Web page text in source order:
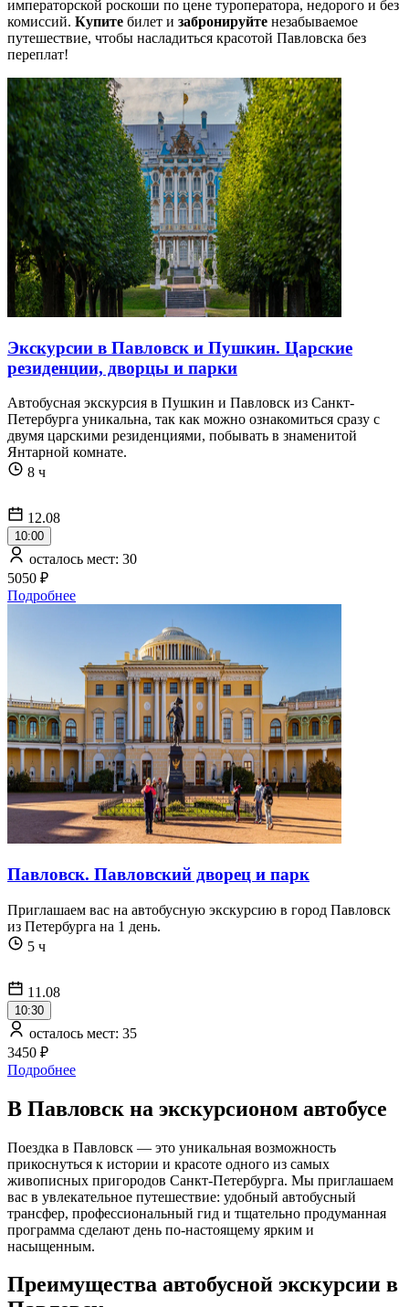
императорской роскоши по цене туроператора, недорого и без
комиссий. Купите билет и забронируйте незабываемое
путешествие, чтобы насладиться красотой Павловска без
переплат!
Экскурсии в Павловск и Пушкин. Царские
резиденции, дворцы и парки
Автобусная экскурсия в Пушкин и Павловск из Санкт-
Петербурга уникальна, так как можно ознакомиться сразу с
двумя царскими резиденциями, побывать в знаменитой
Янтарной комнате.
8 ч
12.08
10:00
осталось мест: 30
5050 ₽
Подробнее
Павловск. Павловский дворец и парк
Приглашаем вас на автобусную экскурсию в город Павловск
из Петербурга на 1 день.
5 ч
11.08
10:30
осталось мест: 35
3450 ₽
Подробнее
В Павловск на экскурсионом автобусе
Поездка в Павловск — это уникальная возможность
прикоснуться к истории и красоте одного из самых
живописных пригородов Санкт-Петербурга. Мы приглашаем
вас в увлекательное путешествие: удобный автобусный
трансфер, профессиональный гид и тщательно продуманная
программа сделают день по-настоящему ярким и
насыщенным.
Преимущества автобусной экскурсии в